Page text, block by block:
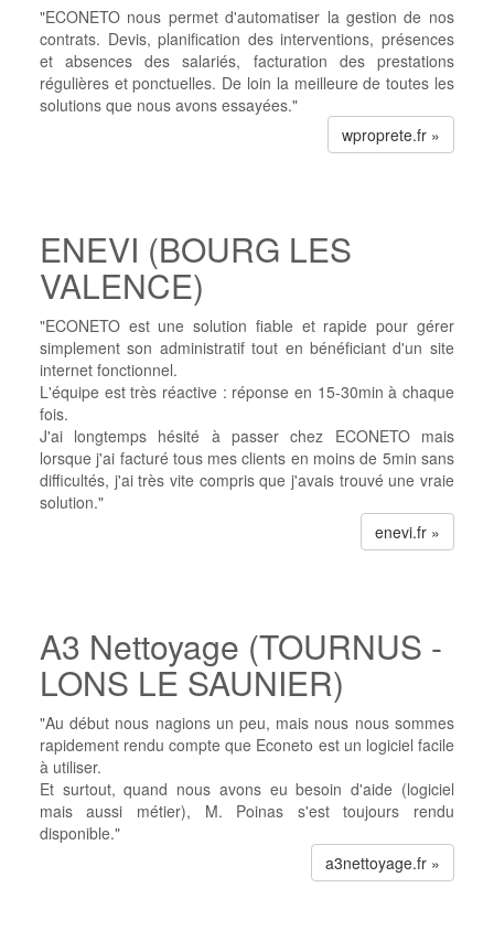
"ECONETO nous permet d'automatiser la gestion de nos
contrats. Devis, planification des interventions, présences
et absences des salariés, facturation des prestations
régulières et ponctuelles. De loin la meilleure de toutes les
solutions que nous avons essayées."
wproprete.fr »
ENEVI (BOURG LES
VALENCE)
"ECONETO est une solution fiable et rapide pour gérer
simplement son administratif tout en bénéficiant d'un site
internet fonctionnel.
L'équipe est très réactive : réponse en 15-30min à chaque
fois.
J'ai longtemps hésité à passer chez ECONETO mais
lorsque j'ai facturé tous mes clients en moins de 5min sans
difficultés, j'ai très vite compris que j'avais trouvé une vraie
solution."
enevi.fr »
A3 Nettoyage (TOURNUS -
LONS LE SAUNIER)
"Au début nous nagions un peu, mais nous nous sommes
rapidement rendu compte que Econeto est un logiciel facile
à utiliser.
Et surtout, quand nous avons eu besoin d'aide (logiciel
mais aussi métier), M. Poinas s'est toujours rendu
disponible."
a3nettoyage.fr »